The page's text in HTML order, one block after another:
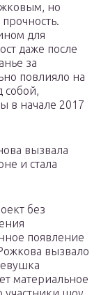
но
для
даже после
за
повлияло на
собой,
в начале 2017
вызвала
и стала
без
появление
вызвало
материальное